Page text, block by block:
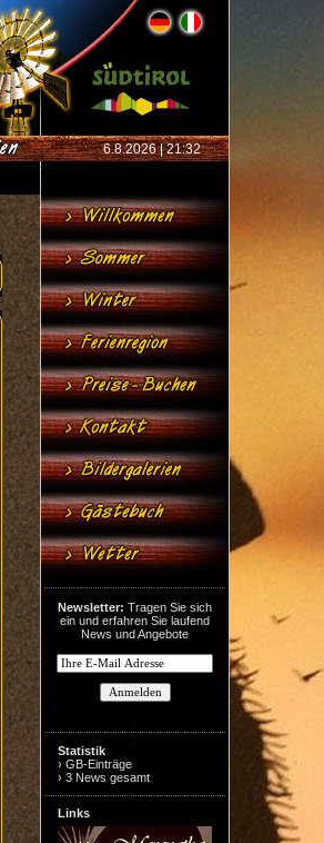
6.8.2026 | 21:32
Newsletter: Tragen Sie sich
ein und erfahren Sie laufend
News und Angebote
Statistik
› GB-Einträge
› 3 News gesamt
Links